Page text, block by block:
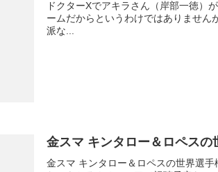
ドクターXでアキラさん（岸部一徳）
ームだからというわけではありません
派な...
金スマ キンタロー＆ロペスの
金スマ キンタロー＆ロペスの世界選